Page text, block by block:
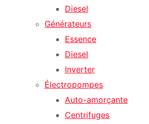
Diesel
Générateurs
Essence
Diesel
Inverter
Électropompes
Auto-amorçante
Centrifuges